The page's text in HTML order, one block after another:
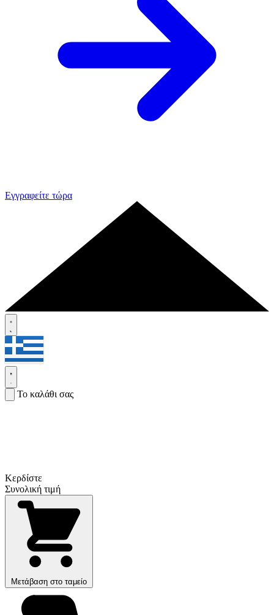
Εγγραφείτε τώρα
Το καλάθι σας
Κερδίστε
Συνολική τιμή
Μετάβαση στο ταμείο